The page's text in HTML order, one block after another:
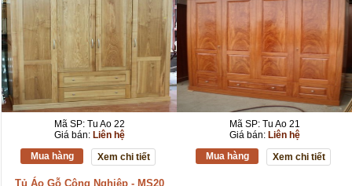
Mã SP: Tu Ao 22
Giá bán: Liên hệ
Mua hàng
Xem chi tiết
Mã SP: Tu Ao 21
Giá bán: Liên hệ
Mua hàng
Xem chi tiết
Tủ Áo Gỗ Công Nghiệp - MS20